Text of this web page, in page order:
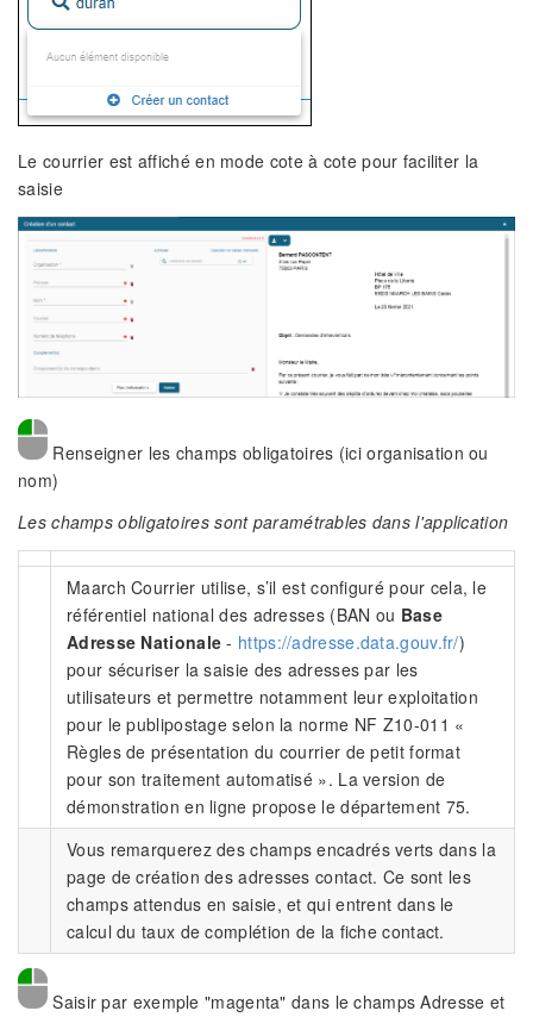
Le courrier est affiché en mode cote à cote pour faciliter la
saisie
Renseigner les champs obligatoires (ici organisation ou
nom)
Les champs obligatoires sont paramétrables dans l'application
Maarch Courrier utilise, s’il est configuré pour cela, le
référentiel national des adresses (BAN ou Base
Adresse Nationale - https://adresse.data.gouv.fr/)
pour sécuriser la saisie des adresses par les
utilisateurs et permettre notamment leur exploitation
pour le publipostage selon la norme NF Z10-011 «
Règles de présentation du courrier de petit format
pour son traitement automatisé ». La version de
démonstration en ligne propose le département 75.
Vous remarquerez des champs encadrés verts dans la
page de création des adresses contact. Ce sont les
champs attendus en saisie, et qui entrent dans le
calcul du taux de complétion de la fiche contact.
Saisir par exemple "magenta" dans le champs Adresse et